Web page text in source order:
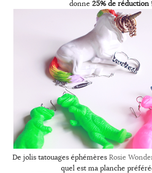
donne 25% de réduction!
De jolis tatouages éphémères Rosie
quel est ma planche